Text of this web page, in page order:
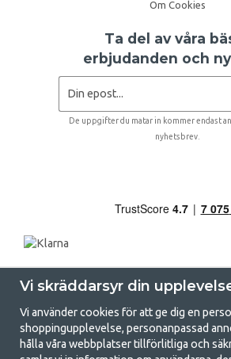
Om Cookies
Ta del av våra
erbjudanden och
De uppgifter du matar in kommer endast
nyhetsbrev.
Vi skräddarsyr din
Vi använder cookies för att ge dig en
shoppingupplevelse, personanpassad
hålla våra webbplatser tillförlitliga och